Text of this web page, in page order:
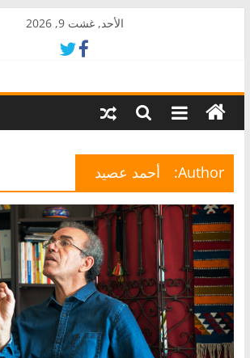
الأحد, غشت 9, 2026
AkalPress
منبر
المغرب
Author: أحمد عصيد